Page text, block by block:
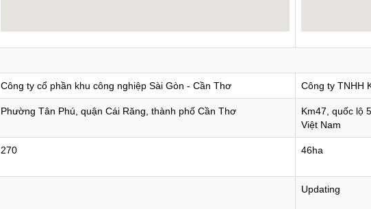
Công ty cổ phần khu công nghiệp Sài Gòn - Cần Thơ Công ty TNHH
Phường Tân Phú, quận Cái Răng, thành phố Cần Thơ
Km47, quốc lộ
Việt Nam
270 46ha
Updating